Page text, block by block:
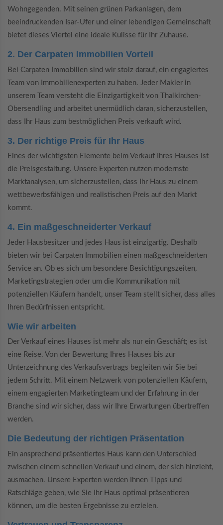
Wohngegenden. Mit seinen grünen Parkanlagen, dem
beeindruckenden Isar-Ufer und einer lebendigen Gemeinschaft
bietet dieses Viertel eine ideale Kulisse für Ihr Zuhause.
2. Der Carpaten Immobilien Vorteil
Bei Carpaten Immobilien sind wir stolz darauf, ein engagiertes
Team von Immobilienexperten zu haben. Jeder Makler in
unserem Team versteht die Einzigartigkeit von Thalkirchen-
Obersendling und arbeitet unermüdlich daran, sicherzustellen,
dass Ihr Haus zum bestmöglichen Preis verkauft wird.
3. Der richtige Preis für Ihr Haus
Eines der wichtigsten Elemente beim Verkauf Ihres Hauses ist
die Preisgestaltung. Unsere Experten nutzen modernste
Marktanalysen, um sicherzustellen, dass Ihr Haus zu einem
wettbewerbsfähigen und realistischen Preis auf den Markt
kommt.
4. Ein maßgeschneiderter Verkauf
Jeder Hausbesitzer und jedes Haus ist einzigartig. Deshalb
bieten wir bei Carpaten Immobilien einen maßgeschneiderten
Service an. Ob es sich um besondere Besichtigungszeiten,
Marketingstrategien oder um die Kommunikation mit
potenziellen Käufern handelt, unser Team stellt sicher, dass alles
Ihren Bedürfnissen entspricht.
Wie wir arbeiten
Der Verkauf eines Hauses ist mehr als nur ein Geschäft; es ist
eine Reise. Von der Bewertung Ihres Hauses bis zur
Unterzeichnung des Verkaufsvertrags begleiten wir Sie bei
jedem Schritt. Mit einem Netzwerk von potenziellen Käufern,
einem engagierten Marketingteam und der Erfahrung in der
Branche sind wir sicher, dass wir Ihre Erwartungen übertreffen
werden.
Die Bedeutung der richtigen Präsentation
Ein ansprechend präsentiertes Haus kann den Unterschied
zwischen einem schnellen Verkauf und einem, der sich hinzieht,
ausmachen. Unsere Experten werden Ihnen Tipps und
Ratschläge geben, wie Sie Ihr Haus optimal präsentieren
können, um die besten Ergebnisse zu erzielen.